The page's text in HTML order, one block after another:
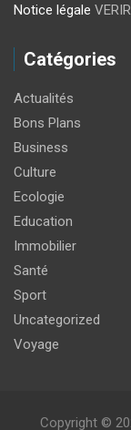
Notice légale
Catégories
Actualités
Bons Plans
Business
Culture
Ecologie
Education
Immobilier
Santé
Sport
Uncategorized
Voyage
Copyright ©